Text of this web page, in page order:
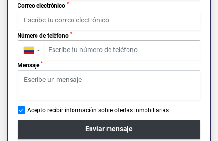
Correo electrónico *
Número de teléfono *
▼
Mensaje *
Acepto recibir información sobre ofertas inmobiliarias
Enviar mensaje